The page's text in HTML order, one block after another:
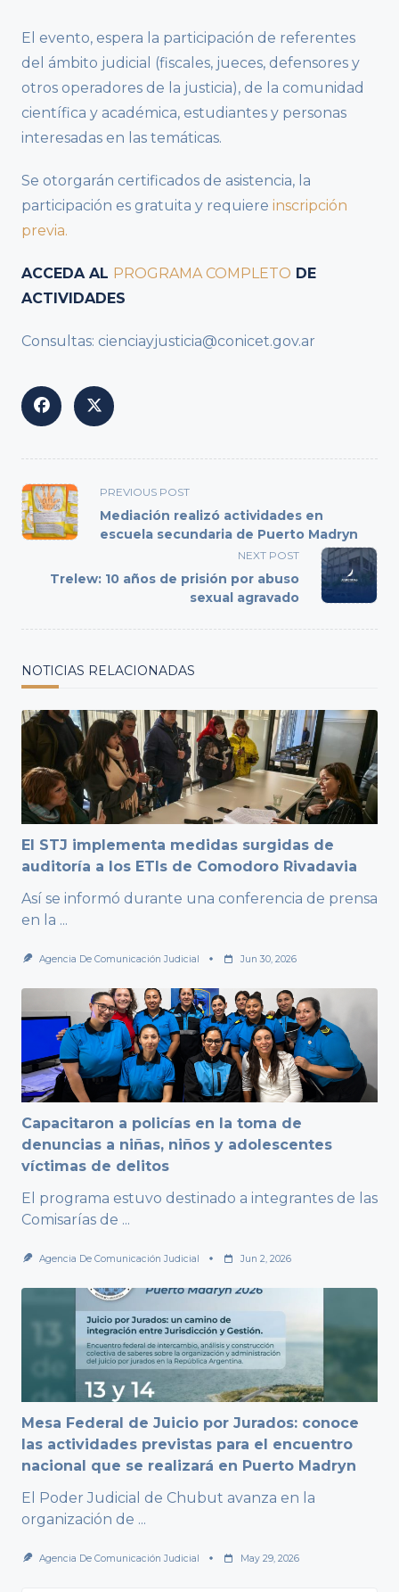
El evento, espera la participación de referentes
del ámbito judicial (fiscales, jueces, defensores y
otros operadores de la justicia), de la comunidad
científica y académica, estudiantes y personas
interesadas en las temáticas.
Se otorgarán certificados de asistencia, la
participación es gratuita y requiere inscripción
previa.
ACCEDA AL PROGRAMA COMPLETO DE
ACTIVIDADES
Consultas: cienciayjusticia@conicet.gov.ar
<span
class="nav-
subtitle
reader-
PREVIOUS POST
Mediación realizó actividades en
escuela secundaria de Puerto Madryn
NEXT POST
Trelew: 10 años de prisión por abuso
sexual agravado
NOTICIAS RELACIONADAS
El STJ implementa medidas surgidas de
auditoría a los ETIs de Comodoro Rivadavia
Así se informó durante una conferencia de prensa
en la ...
Agencia De Comunicación Judicial Jun 30, 2026
Capacitaron a policías en la toma de
denuncias a niñas, niños y adolescentes
víctimas de delitos
El programa estuvo destinado a integrantes de las
Comisarías de ...
Agencia De Comunicación Judicial Jun 2, 2026
Mesa Federal de Juicio por Jurados: conoce
las actividades previstas para el encuentro
nacional que se realizará en Puerto Madryn
El Poder Judicial de Chubut avanza en la
organización de ...
Agencia De Comunicación Judicial May 29, 2026